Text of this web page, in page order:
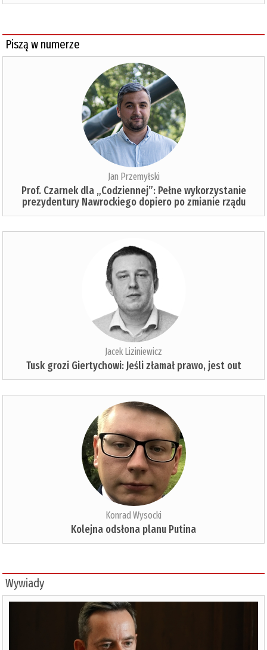
Piszą w numerze
Jan Przemyłski
Prof. Czarnek dla „Codziennej”: Pełne wykorzystanie
prezydentury Nawrockiego dopiero po zmianie rządu
Jacek Liziniewicz
Tusk grozi Giertychowi: Jeśli złamał prawo, jest out
Konrad Wysocki
Kolejna odsłona planu Putina
Wywiady